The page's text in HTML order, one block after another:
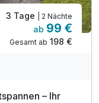
3 Tage | 2 Nächte
ab 99 €
Gesamt ab 198 €
– Ihr